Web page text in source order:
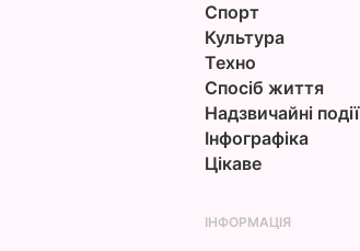
Спорт
Культура
Техно
Спосіб життя
Надзвичайні події
Інфографіка
Цікаве
ІНФОРМАЦІЯ